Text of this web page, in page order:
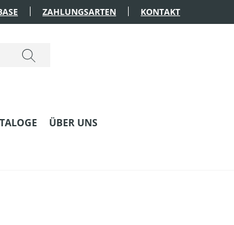
ZAHLUNGSARTEN KONTAKT
ÜBER UNS